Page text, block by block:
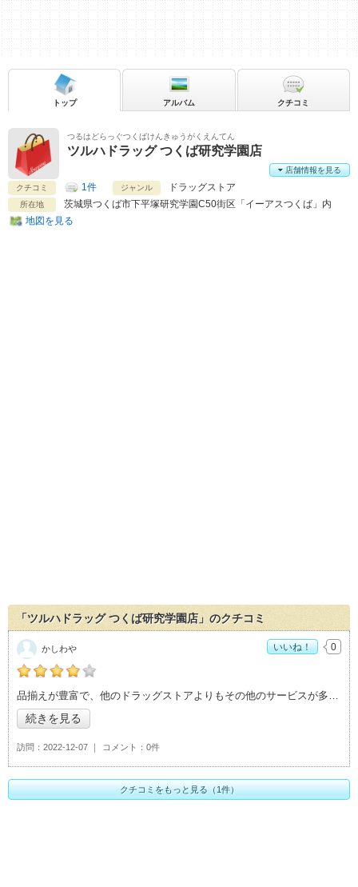
つるはどらっぐつくばけんきゅうがくえんてん
ツルハドラッグ つくば研究学園店
クチコミ 1件 ジャンル ドラッグストア
所在地 茨城県つくば市下平塚研究学園C50街区「イーアスつくば」内
地図を見る
店舗情報を見る
トップ アルバム クチコミ
「ツルハドラッグ つくば研究学園店」のクチコミ
の「ツルハドラッグ つくば研究学園店」おすすめ度：4 品揃えが豊富で、他のドラッグストアよりもその他のサービスが多い気がします。
続きを見る
訪問 2022-12-07 コメント 0件
かしわや いいね！ 0
クチコミをもっと見る（1件）